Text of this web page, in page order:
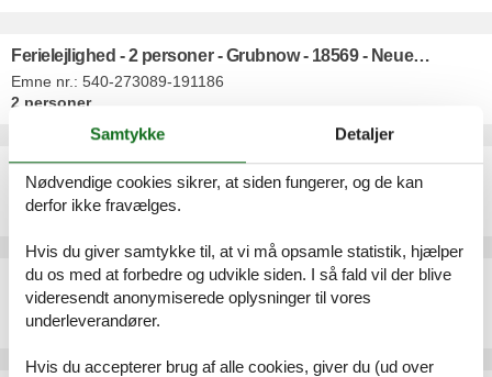
Ferielejlighed - 2 personer - Grubnow - 18569 - Neuenkirchen (Rügen)
Emne nr.: 540-273089-191186
2 personer
Ferielejlighed - 5 personer - Grubnow - 18569 - Neuenkirchen (Rügen)
Emne nr.:540-273090-191187
5 personer
Ferielejlighed - 2 personer - Grubnow - 18569 - Neuenkirchen (Rügen)
Emne nr.:540-272785-190882
2 personer
Samtykke Detaljer
Nødvendige cookies sikrer, at siden fungerer, og de kan
derfor ikke fravælges.
Hvis du giver samtykke til, at vi må opsamle statistik, hjælper
du os med at forbedre og udvikle siden. I så fald vil der blive
videresendt anonymiserede oplysninger til vores
underleverandører.
Hvis du accepterer brug af alle cookies, giver du (ud over